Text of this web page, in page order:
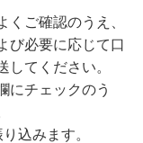
くご確認のうえ、
び必要に応じて口
してください。
にチェックのう
込みます。